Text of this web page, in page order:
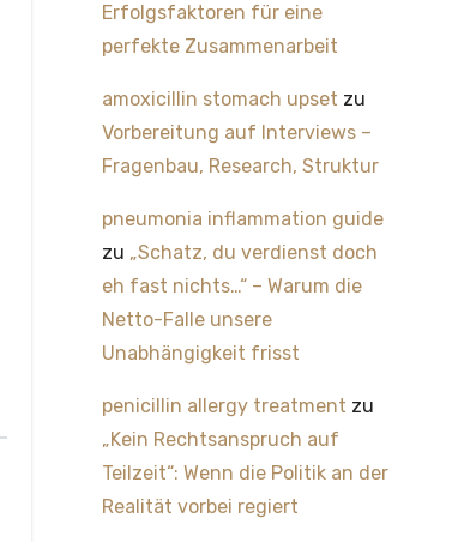
Erfolgsfaktoren für eine
perfekte Zusammenarbeit
amoxicillin stomach upset zu
Vorbereitung auf Interviews –
Fragenbau, Research, Struktur
pneumonia inflammation guide
zu „Schatz, du verdienst doch
eh fast nichts…“ – Warum die
Netto-Falle unsere
Unabhängigkeit frisst
penicillin allergy treatment zu
„Kein Rechtsanspruch auf
Teilzeit“: Wenn die Politik an der
Realität vorbei regiert